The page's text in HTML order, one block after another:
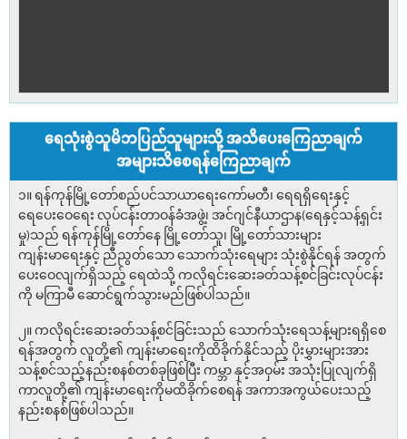
ရေသုံးစွဲသူမိဘပြည်သူများသို့ အသိပေးကြေညာချက်
အများသိစေရန်ကြေညာချက်
၁။ ရန်ကုန်မြို့တော်စည်ပင်သာယာရေးကော်မတီ၊ ရေရရှိရေးနှင့်
ရေပေးဝေရေး လုပ်ငန်းတာဝန်ခံအဖွဲ့၊ အင်ဂျင်နီယာဌာန(ရေနှင့်သန့်ရှင်း
မှု)သည် ရန်ကုန်မြို့တော်နေ မြို့တော်သူ၊ မြို့တော်သားများ
ကျန်းမာရေးနှင့် ညီညွတ်သော သောက်သုံးရေများ သုံးစွဲနိုင်ရန် အတွက်
ပေးဝေလျက်ရှိသည့် ရေထဲသို့ ကလိုရင်းဆေးခတ်သန့်စင်ခြင်းလုပ်ငန်း
ကို မကြာမီ ဆောင်ရွက်သွားမည်ဖြစ်ပါသည်။
၂။ ကလိုရင်းဆေးခတ်သန့်စင်ခြင်းသည် သောက်သုံးရေသန့်များရရှိစေ
ရန်အတွက် လူတို့၏ ကျန်းမာရေးကိုထိခိုက်နိုင်သည့် ပိုးမွှားများအား
သန့်စင်သည့်နည်းစနစ်တစ်ခုဖြစ်ပြီး ကမ္ဘာ နှင့်အဝှမ်း အသုံးပြုလျက်ရှိ
ကာလူတို့၏ ကျန်းမာရေးကိုမထိခိုက်စေရန် အကာအကွယ်ပေးသည့်
နည်းစနစ်ဖြစ်ပါသည်။